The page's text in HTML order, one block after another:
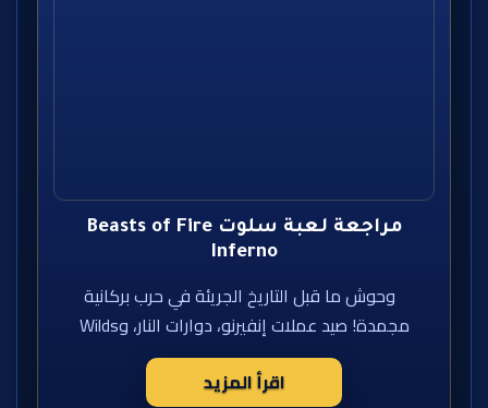
مراجعة لعبة سلوت Beasts of Fire
Inferno
وحوش ما قبل التاريخ الجريئة في حرب بركانية
مجمدة! صيد عملات إنفيرنو، دوارات النار، وWilds
اقرأ المزيد